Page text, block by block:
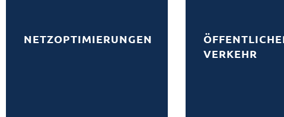
NETZOPTIMIERUNGEN
VERKEHR